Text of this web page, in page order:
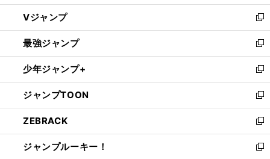
ウ
ィ
ン
ド
ウ
で
開
く
し
い
ウ
ィ
ン
ド
ウ
で
開
く
Vジャンプ
新
し
い
ウ
ィ
ン
ド
ウ
で
開
く
最強ジャンプ
新
し
い
ウ
ィ
ン
ド
ウ
で
少年ジャンプ+
新
し
い
ウ
ィ
ン
ド
ジャンプTOON
新
し
い
ウ
ィ
ZEBRACK
新
し
い
ジャンプルーキー！
新